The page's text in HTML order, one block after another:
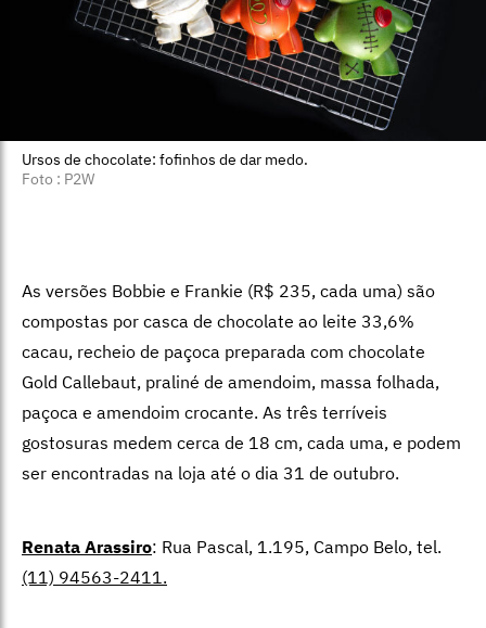
Ursos de chocolate: fofinhos de dar medo.
Foto : P2W
As versões Bobbie e Frankie (R$ 235, cada uma) são
compostas por casca de chocolate ao leite 33,6%
cacau, recheio de paçoca preparada com chocolate
Gold Callebaut, praliné de amendoim, massa folhada,
paçoca e amendoim crocante. As três terríveis
gostosuras medem cerca de 18 cm, cada uma, e podem
ser encontradas na loja até o dia 31 de outubro.
Renata Arassiro: Rua Pascal, 1.195, Campo Belo, tel.
(11) 94563-2411.